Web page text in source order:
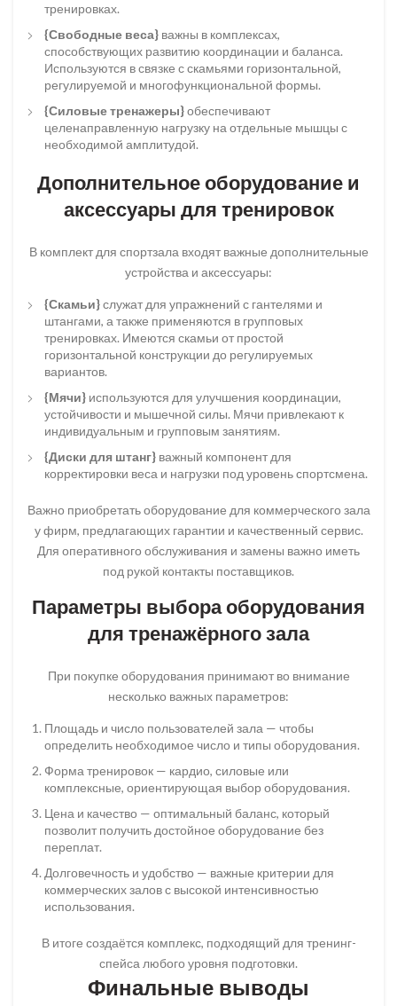
тренировках.
{Свободные веса} важны в комплексах,
способствующих развитию координации и баланса.
Используются в связке с скамьями горизонтальной,
регулируемой и многофункциональной формы.
{Силовые тренажеры}обеспечивают
целенаправленную нагрузку на отдельные мышцы с
необходимой амплитудой.
Дополнительное оборудование и
аксессуары для тренировок
В комплект для спортзала входят важные дополнительные
устройства и аксессуары:
{Скамьи}служат для упражнений с гантелями и
штангами, а также применяются в групповых
тренировках. Имеются скамьи от простой
горизонтальной конструкции до регулируемых
вариантов.
{Мячи} используются для улучшения координации,
устойчивости и мышечной силы. Мячи привлекают к
индивидуальным и групповым занятиям.
{Диски для штанг} важный компонент для
корректировки веса и нагрузки под уровень спортсмена.
Важно приобретать оборудование для коммерческого зала
у фирм, предлагающих гарантии и качественный сервис.
Для оперативного обслуживания и замены важно иметь
под рукой контакты поставщиков.
Параметры выбора оборудования
для тренажёрного зала
При покупке оборудования принимают во внимание
несколько важных параметров:
Площадь и число пользователей зала — чтобы
определить необходимое число и типы оборудования.
Форма тренировок — кардио, силовые или
комплексные, ориентирующая выбор оборудования.
Цена и качество — оптимальный баланс, который
позволит получить достойное оборудование без
переплат.
Долговечность и удобство — важные критерии для
коммерческих залов с высокой интенсивностью
использования.
В итоге создаётся комплекс, подходящий для тренинг-
спейса любого уровня подготовки.
Финальные выводы